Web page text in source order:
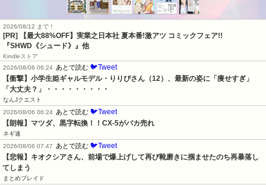
2026/08/12 まで！
[PR] 【最大88%OFF】実業之日本社 夏本番!激アツ コミックフェア!!
『SHWD《シュード》』他
Kindleストア
2026/08/06 06:24 あとで読む 🐦Tweet
【衝撃】小学生姫ギャルモデル・りりぴさん（12）、最新の姿に「痩せすぎ」
「大丈夫？」・・・・・・・・・
なんJクエスト
2026/08/06 06:24 あとで読む 🐦Tweet
【朗報】マツダ、黒字転換！！CX-5がバカ売れ
ネギ速
2026/08/06 07:47
あとで読む 🐦Tweet
【悲報】キオクシアさん、前場で爆上げして再び靴磨きに掴ませたのち再暴落し
てしまう
まとめブレイド